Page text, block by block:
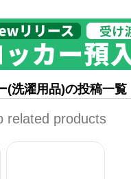
(洗濯用品)の投稿一覧